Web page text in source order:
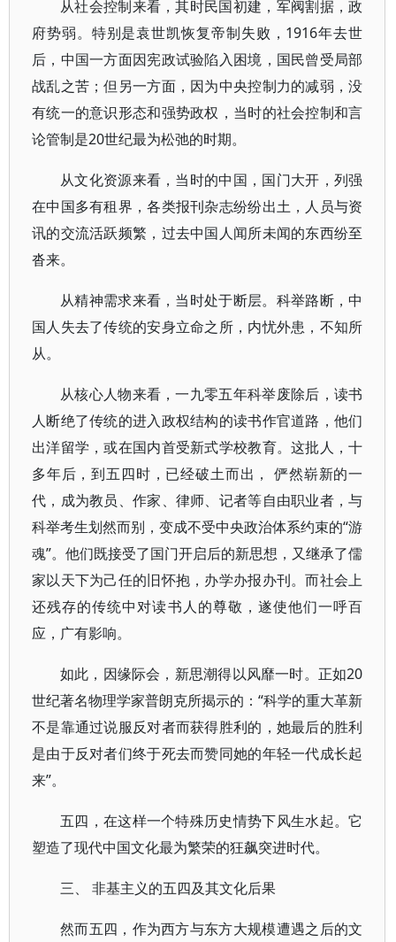
从社会控制来看，其时民国初建，军阀割据，政
府势弱。特别是袁世凯恢复帝制失败，1916年去世
后，中国一方面因宪政试验陷入困境，国民曾受局部
战乱之苦；但另一方面，因为中央控制力的减弱，没
有统一的意识形态和强势政权，当时的社会控制和言
论管制是20世纪最为松弛的时期。
从文化资源来看，当时的中国，国门大开，列强
在中国多有租界，各类报刊杂志纷纷出土，人员与资
讯的交流活跃频繁，过去中国人闻所未闻的东西纷至
沓来。
从精神需求来看，当时处于断层。科举路断，中
国人失去了传统的安身立命之所，内忧外患，不知所
从。
从核心人物来看，一九零五年科举废除后，读书
人断绝了传统的进入政权结构的读书作官道路，他们
出洋留学，或在国内首受新式学校教育。这批人，十
多年后，到五四时，已经破土而出， 俨然崭新的一
代，成为教员、作家、律师、记者等自由职业者，与
科举考生划然而别，变成不受中央政治体系约束的“游
魂”。他们既接受了国门开启后的新思想，又继承了儒
家以天下为己任的旧怀抱，办学办报办刊。而社会上
还残存的传统中对读书人的尊敬，遂使他们一呼百
应，广有影响。
如此，因缘际会，新思潮得以风靡一时。正如20
世纪著名物理学家普朗克所揭示的：“科学的重大革新
不是靠通过说服反对者而获得胜利的，她最后的胜利
是由于反对者们终于死去而赞同她的年轻一代成长起
来”。
五四，在这样一个特殊历史情势下风生水起。它
塑造了现代中国文化最为繁荣的狂飙突进时代。
三、 非基主义的五四及其文化后果
然而五四，作为西方与东方大规模遭遇之后的文